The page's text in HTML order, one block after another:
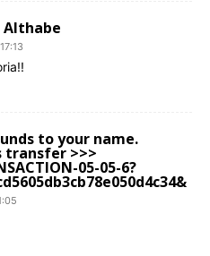
Althabe
to your name.
transfer >>>
05-05-6?